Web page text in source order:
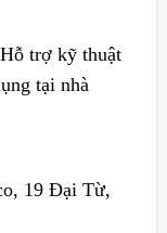
Hỗ trợ kỹ thuật
tại nhà
19 Đại Từ,